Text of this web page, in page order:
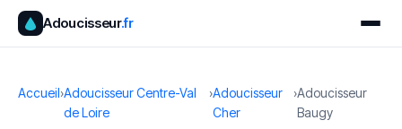
Adoucisseur.fr
Accueil›Adoucisseur Centre-Val
de Loire
›Adoucisseur
Cher
›Adoucisseur
Baugy